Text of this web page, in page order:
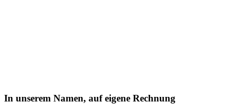
In unserem Namen, auf eigene Rechnung